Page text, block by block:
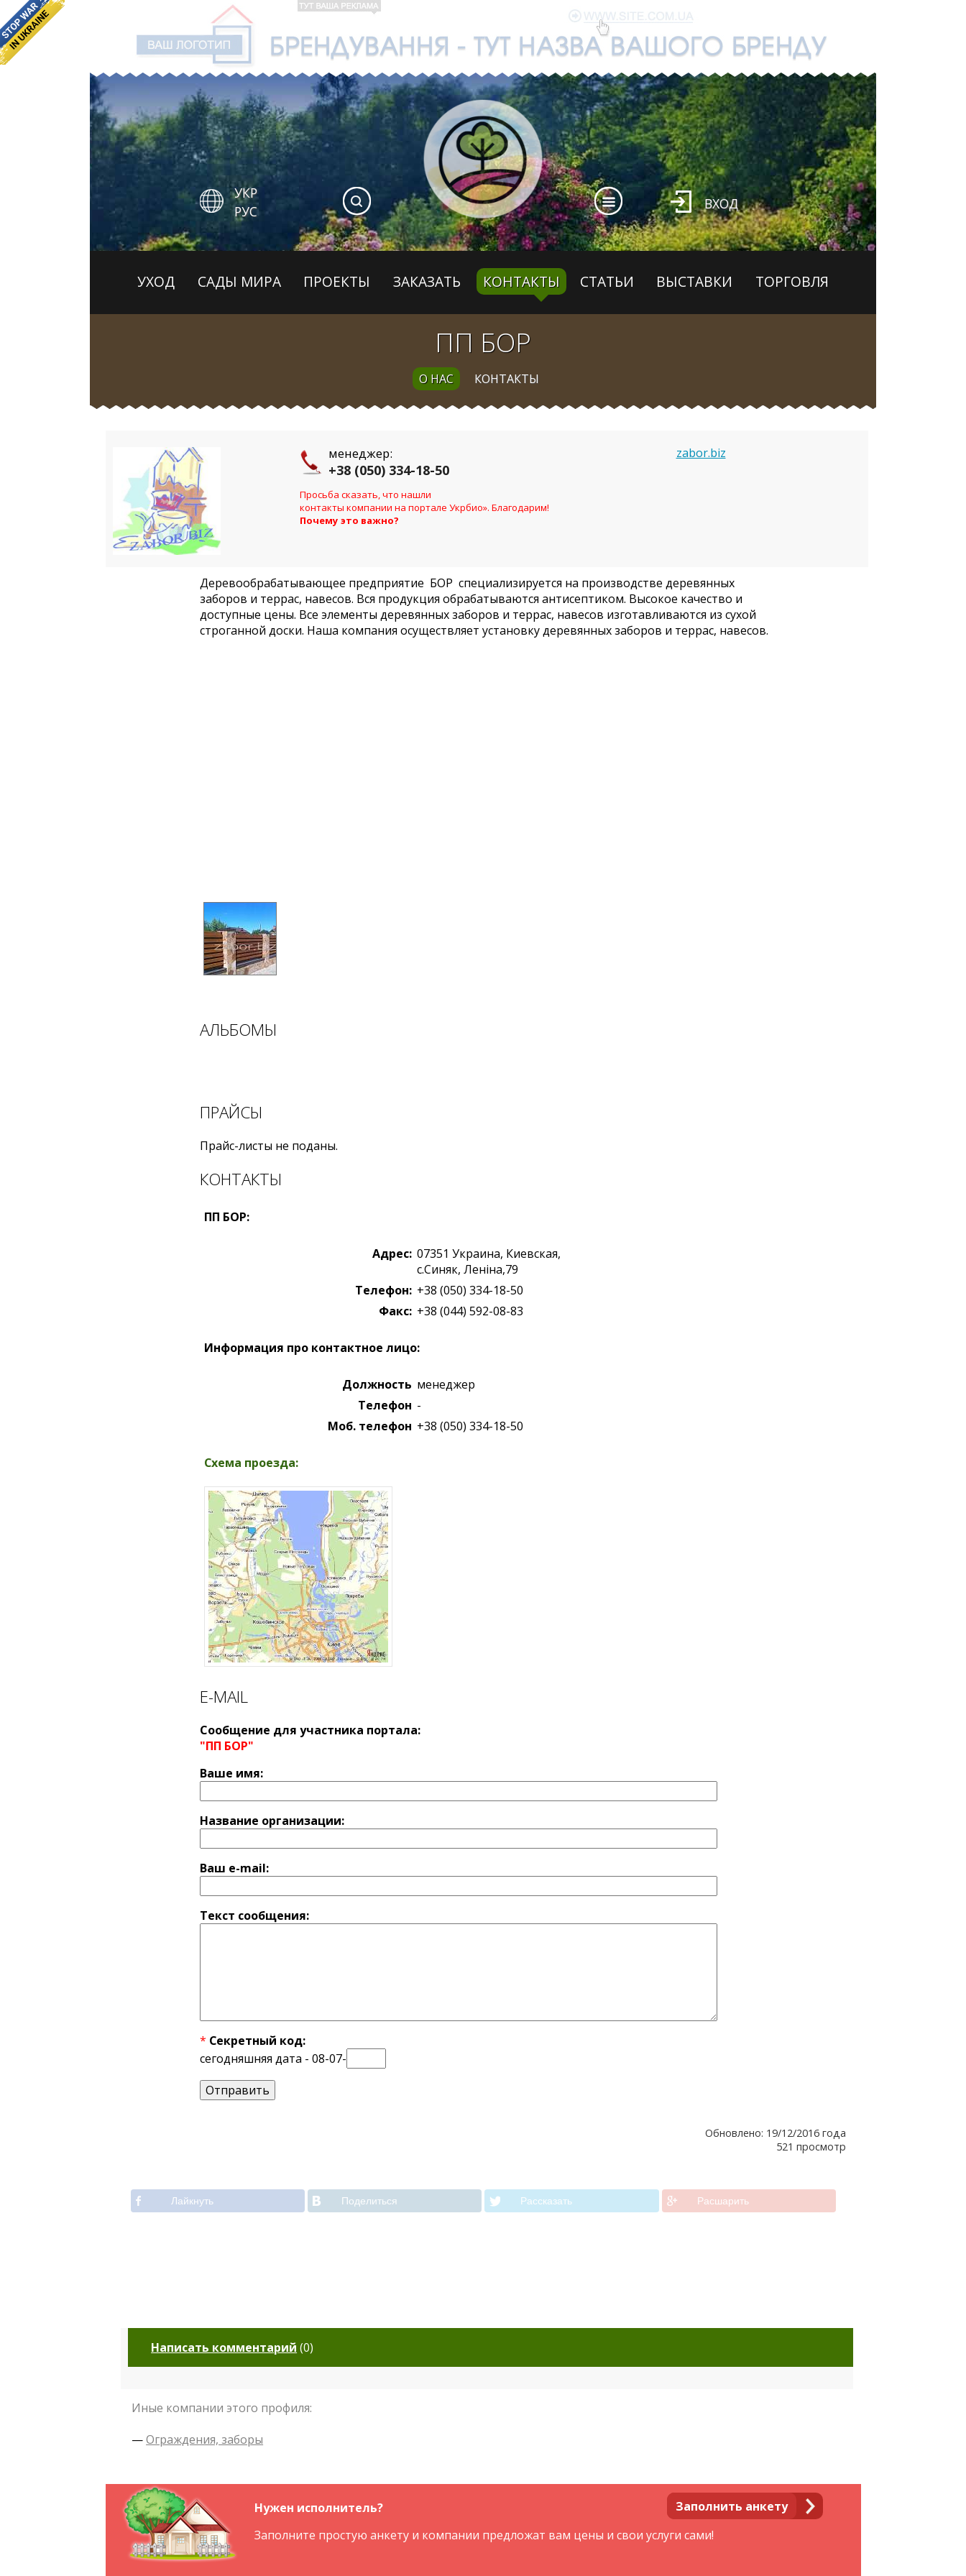
УКР
РУС
ВХОД
УХОД САДЫ МИРА ПРОЕКТЫ ЗАКАЗАТЬ КОНТАКТЫ СТАТЬИ ВЫСТАВКИ ТОРГОВЛЯ
ПП БОР
О НАС КОНТАКТЫ
менеджер:
+38 (050) 334-18-50
Просьба сказать, что нашли
контакты компании на портале Укрбио». Благодарим!
Почему это важно?
zabor.biz
Деревообрабатывающее предприятие БОР специализируется на производстве деревянных
заборов и террас, навесов. Вся продукция обрабатываются антисептиком. Высокое качество и
доступные цены. Все элементы деревянных заборов и террас, навесов изготавливаются из сухой
строганной доски. Наша компания осуществляет установку деревянных заборов и террас, навесов.
АЛЬБОМЫ
ПРАЙСЫ
Прайс-листы не поданы.
КОНТАКТЫ
ПП БОР:
Адрес: 07351 Украина, Киевская,
с.Синяк, Леніна,79
Телефон: +38 (050) 334-18-50
Факс: +38 (044) 592-08-83
Информация про контактное лицо:
Должность менеджер
Телефон -
Моб. телефон +38 (050) 334-18-50
Схема проезда:
E-MAIL
Сообщение для участника портала:
"ПП БОР"
Ваше имя:
Название оргaнизации:
Ваш e-mail:
Текст сообщения:
* Секретный код:
сегодняшняя дата - 08-07-
Обновлено: 19/12/2016 года
521 просмотр
Лайкнуть Поделиться Рассказать Расшарить
Написать комментарий (0)
Иные компании этого профиля:
—Ограждения, заборы
Нужен исполнитель?
Заполнить анкету
Заполните простую анкету и компании предложат вам цены и свои услуги сами!